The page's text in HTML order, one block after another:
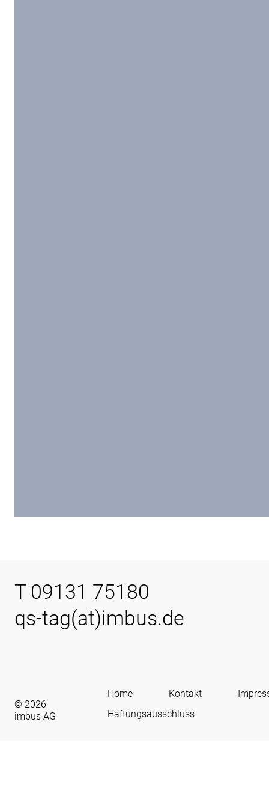
T 09131 75180
qs-tag(at)imbus.de
© 2026
imbus AG
Home Kontakt
Haftungsausschluss